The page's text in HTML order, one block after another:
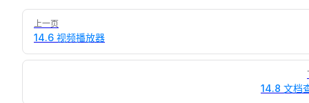
Pager
上一页
14.6 视频播放器
14.8 文档